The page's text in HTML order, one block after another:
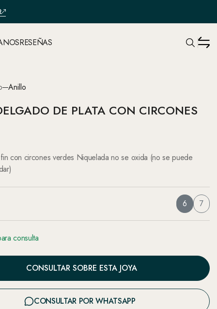
RESEÑAS
Anillo
DE PLATA CON CIRCONES
con circones verdes Niquelada no se oxida (no se puede
6 7
consulta
CONSULTAR SOBRE ESTA JOYA
CONSULTAR POR WHATSAPP